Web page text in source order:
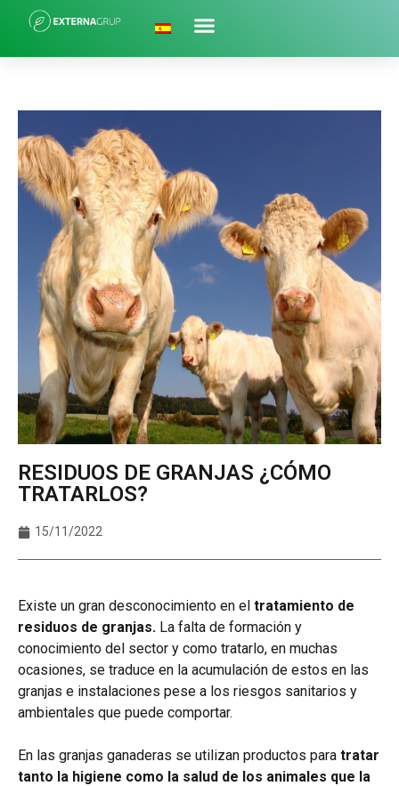
RESIDUOS DE GRANJAS ¿CÓMO
TRATARLOS?
15/11/2022
Existe un gran desconocimiento en el tratamiento de
residuos de granjas. La falta de formación y
conocimiento del sector y como tratarlo, en muchas
ocasiones, se traduce en la acumulación de estos en las
granjas e instalaciones pese a los riesgos sanitarios y
ambientales que puede comportar.
En las granjas ganaderas se utilizan productos para tratar
tanto la higiene como la salud de los animales que la